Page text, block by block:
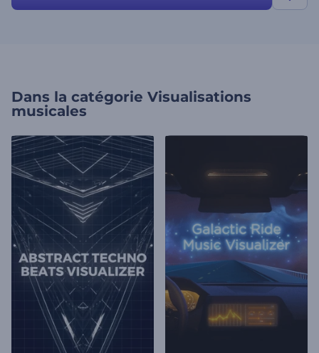
Dans la catégorie Visualisations
musicales